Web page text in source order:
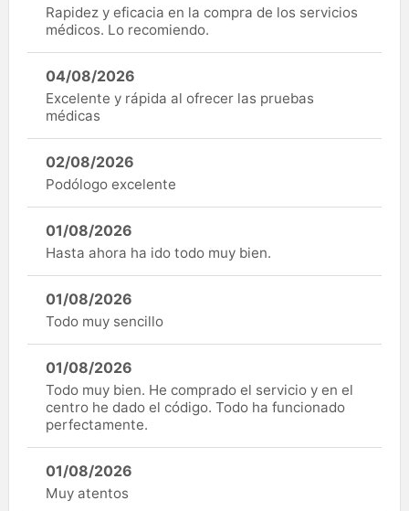
Rapidez y eficacia en la compra de los servicios
médicos. Lo recomiendo.
04/08/2026
Excelente y rápida al ofrecer las pruebas
médicas
02/08/2026
Podólogo excelente
01/08/2026
Hasta ahora ha ido todo muy bien.
01/08/2026
Todo muy sencillo
01/08/2026
Todo muy bien. He comprado el servicio y en el
centro he dado el código. Todo ha funcionado
perfectamente.
01/08/2026
Muy atentos